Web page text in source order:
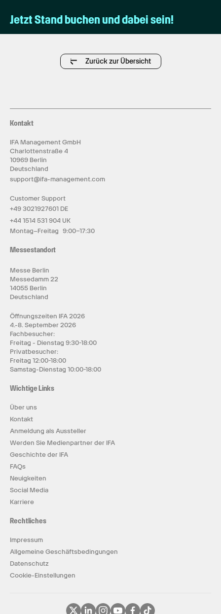
Jetzt Stand buchen und dabei sein!
Zurück zur Übersicht
Kontakt
IFA Management GmbH
Charlottenstraße 4
10969 Berlin
Deutschland
support@ifa-management.com
Customer Support
+49 3021927601 DE
+44 1514 531 904 UK
Montag–Freitag 9:00–17:30
Messestandort
Messe Berlin
Messedamm 22
14055 Berlin
Deutschland
Öffnungszeiten IFA 2026
4.-8. September 2026
Fachbesucher:
Freitag - Dienstag 9:30-18:00
Privatbesucher:
Freitag 12:00-18:00
Samstag-Dienstag 10:00-18:00
Wichtige Links
Über uns
Kontakt
Anmeldung als Aussteller
Werden Sie Medienpartner der IFA
Geschichte der IFA
FAQs
Neuigkeiten
Social Media
Karriere
Rechtliches
Impressum
Allgemeine Geschäftsbedingungen
Datenschutz
Cookie-Einstellungen